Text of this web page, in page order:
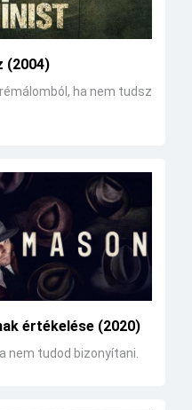
(2004)
ha nem tudsz
értékelése (2020)
nem tudod bizonyítani.